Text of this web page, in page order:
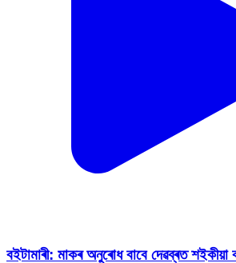
বইটামাৰী: মাকৰ অনুৰোধ বাবে দেৱব্ৰত